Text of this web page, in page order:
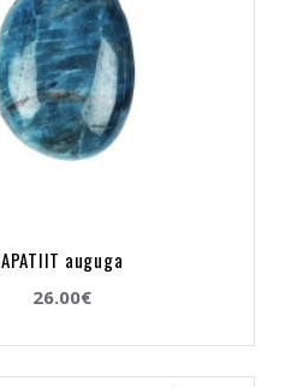
APATIIT auguga
26.00€